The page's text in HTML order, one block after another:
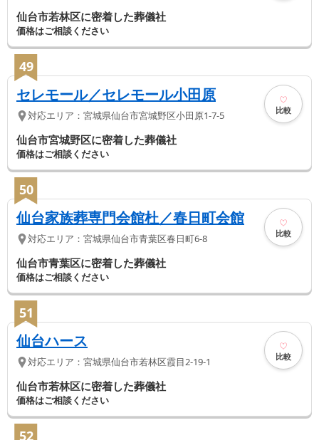
仙台市若林区に密着した葬儀社
価格はご相談ください
49
セレモール／セレモール小田原
対応エリア： 宮城県仙台市宮城野区小田原1-7-5 比較
仙台市宮城野区に密着した葬儀社
価格はご相談ください
50
仙台家族葬専門会館杜／春日町会館
対応エリア： 宮城県仙台市青葉区春日町6-8 比較
仙台市青葉区に密着した葬儀社
価格はご相談ください
51
仙台ハース
対応エリア： 宮城県仙台市若林区霞目2-19-1 比較
仙台市若林区に密着した葬儀社
価格はご相談ください
52